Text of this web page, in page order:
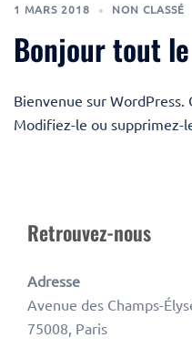
1 MARS 2018 NON CLASSÉ
Bonjour tout
Bienvenue sur
Modifiez-le ou supprimez-
Retrouvez-nous
Adresse
Avenue des Champs-
75008, Paris